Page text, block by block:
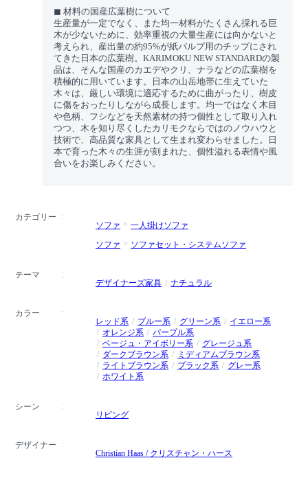
◼︎ 材料の国産広葉樹について
生産量が一定でなく、また均一材料がたくさん採れる巨
木が少ないために、効率重視の大量生産には向かないと
考えられ、産出量の約95%が紙パルプ用のチップにされ
てきた日本の広葉樹。KARIMOKU NEW STANDARDの製
品は、そんな国産のカエデやクリ、ナラなどの広葉樹を
積極的に用いています。日本の山岳地帯に生えていた
木々は、厳しい環境に適応するために曲がったり、樹皮
に傷をおったりしながら成長します。均一ではなく木目
や色柄、フシなどを天然素材の持つ個性として取り入れ
つつ、木を知り尽くしたカリモクならではのノウハウと
技術で、高品質な家具として生まれ変わらせました。日
本で育った木々の生涯が刻まれた、個性溢れる表情や風
合いをお楽しみください。
カテゴリー
ソファ
一人掛けソファ
ソファ
ソファセット・システムソファ
テーマ
デザイナーズ家具
ナチュラル
カラー
レッド系
ブルー系 グリーン系
イエロー系
オレンジ系
パープル系
ベージュ・アイボリー系
グレージュ系
ダークブラウン系
ミディアムブラウン系
ライトブラウン系
ブラック系
グレー系
ホワイト系
シーン
リビング
デザイナー
Christian Haas / クリスチャン・ハース